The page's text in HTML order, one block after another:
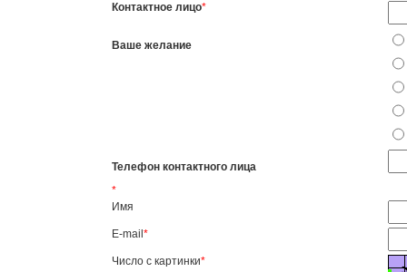
Контактное лицо*
Ваше желание
Телефон контактного лица
*
Имя
E-mail *
Число с картинки*